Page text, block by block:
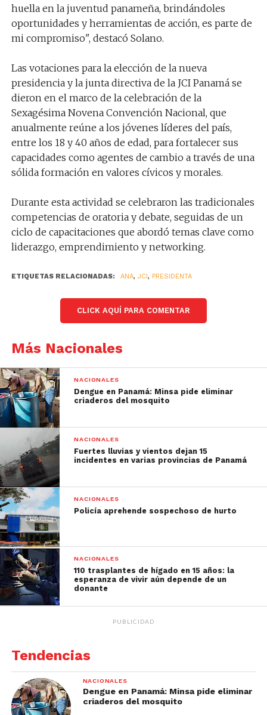
huella en la juventud panameña, brindándoles
oportunidades y herramientas de acción, es parte de
mi compromiso", destacó Solano.
Las votaciones para la elección de la nueva
presidencia y la junta directiva de la JCI Panamá se
dieron en el marco de la celebración de la
Sexagésima Novena Convención Nacional, que
anualmente reúne a los jóvenes líderes del país,
entre los 18 y 40 años de edad, para fortalecer sus
capacidades como agentes de cambio a través de una
sólida formación en valores cívicos y morales.
Durante esta actividad se celebraron las tradicionales
competencias de oratoria y debate, seguidas de un
ciclo de capacitaciones que abordó temas clave como
liderazgo, emprendimiento y networking.
ETIQUETAS RELACIONADAS: ANA, JCI, PRESIDENTA
CLICK AQUÍ PARA COMENTAR
Más Nacionales
NACIONALES
Dengue en Panamá: Minsa pide eliminar
criaderos del mosquito
NACIONALES
Fuertes lluvias y vientos dejan 15
incidentes en varias provincias de Panamá
NACIONALES
Policía aprehende sospechoso de hurto
NACIONALES
110 trasplantes de hígado en 15 años: la
esperanza de vivir aún depende de un
donante
PUBLICIDAD
Tendencias
NACIONALES
Dengue en Panamá: Minsa pide eliminar
criaderos del mosquito